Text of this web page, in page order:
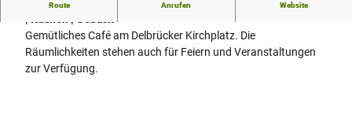
Route Anrufen Website
Gemütliches Café am Delbrücker Kirchplatz. Die
Räumlichkeiten stehen auch für Feiern und Veranstaltungen
zur Verfügung.